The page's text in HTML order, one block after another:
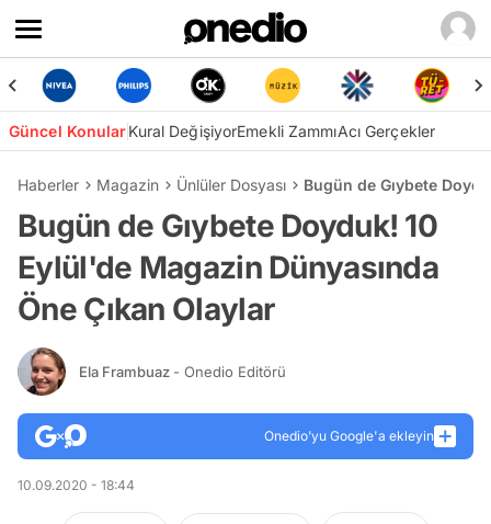
Güncel KonularKural DeğişiyorEmekli ZammıAcı Gerçekler
Haberler Magazin Ünlüler Dosyası Bugün de Gıybete
Bugün de Gıybete Doyduk! 10
Eylül'de Magazin Dünyasında
Öne Çıkan Olaylar
Ela Frambuaz - Onedio Editörü
Onedio’yu Google'a ekleyin
10.09.2020 - 18:44